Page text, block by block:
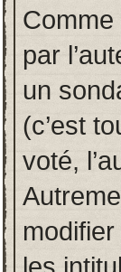
par
un
(c’est
voté,